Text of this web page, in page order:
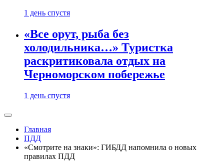
1 день спустя
«Все орут, рыба без
холодильника…» Туристка
раскритиковала отдых на
Черноморском побережье
1 день спустя
Главная
ПДД
«Смотрите на знаки»: ГИБДД напомнила о новых
правилах ПДД